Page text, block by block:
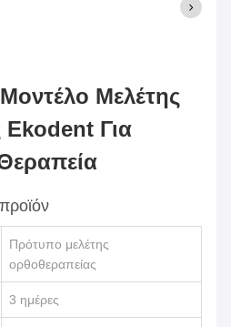
Μελέτης
Ekodent Για
Πρότυπο μελέτης
ορθοθεραπείας
3 ημέρες